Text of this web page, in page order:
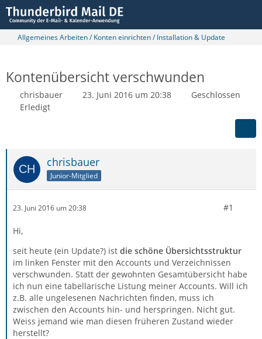
Allgemeines Arbeiten / Konten einrichten / Installation & Update
Kontenübersicht verschwunden
chrisbauer 23. Juni 2016 um 20:38
Geschlossen
Erledigt
chrisbauer
Junior-Mitglied
23. Juni 2016 um 20:38 #1
Hi,
seit heute (ein Update?) ist die schöne Übersichtsstruktur
im linken Fenster mit den Accounts und Verzeichnissen
verschwunden. Statt der gewohnten Gesamtübersicht habe
ich nun eine tabellarische Listung meiner Accounts. Will ich
z.B. alle ungelesenen Nachrichten finden, muss ich
zwischen den Accounts hin- und herspringen. Nicht gut.
Weiss jemand wie man diesen früheren Zustand wieder
herstellt?